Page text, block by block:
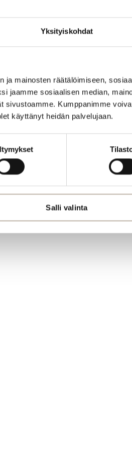
Yksityiskohdat
ja mainosten räätälöimiseen,
jaamme sosiaalisen median,
sivustoamme. Kumppanimme
käyttänyt heidän palvelujaan.
Salli valinta